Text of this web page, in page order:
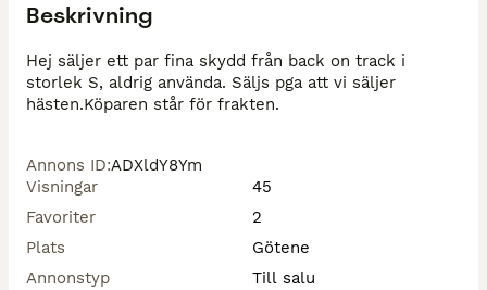
Beskrivning
Hej säljer ett par fina skydd från back on track i
storlek S, aldrig använda. Säljs pga att vi säljer
Annons ID:ADXldY8Ym
Visningar
45
Favoriter
2
Plats
Götene
Annonstyp
Till salu